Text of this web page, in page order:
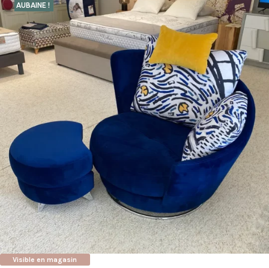
AUBAINE !
Visible en magasin